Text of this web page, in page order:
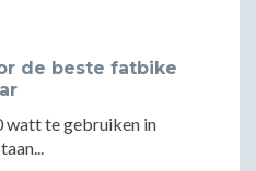
de beste fatbike
watt te gebruiken in